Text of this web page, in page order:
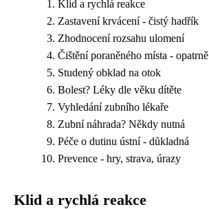
Klid a rychlá reakce
Zastavení krvácení - čistý hadřík
Zhodnocení rozsahu ulomení
Čištění poraněného místa - opatrně
Studený obklad na otok
Bolest? Léky dle věku dítěte
Vyhledání zubního lékaře
Zubní náhrada? Někdy nutná
Péče o dutinu ústní - důkladná
Prevence - hry, strava, úrazy
Klid a rychlá reakce